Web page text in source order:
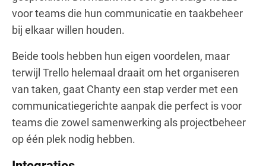
voor teams die hun communicatie en taakbeheer
bij elkaar willen houden.
Beide tools hebben hun eigen voordelen, maar
terwijl Trello helemaal draait om het organiseren
van taken, gaat Chanty een stap verder met een
communicatiegerichte aanpak die perfect is voor
teams die zowel samenwerking als projectbeheer
op één plek nodig hebben.